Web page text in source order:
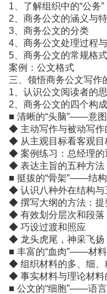
1、了解组织中的“公务”
2、商务公文的涵义与
3、商务公文的分类
4、商务公文处理过程
5、商务公文的常规格式
案例：公文格式
三、领悟商务公文写作
1、认识公文阅读者的
2、商务公文的四个构
■ 清晰的“头脑”――意图
◆ 主动写作与被动写作
◆ 从主观目标看客观目
◆ 案例练习：总经理的
◆ 表达主旨的五种方法
■ 挺拔的“骨架”――结构
◆ 认识八种外在结构与
◆ 撰写大纲的方法：提
◆ 有效划分层次和段落
◆ 巧设过渡和照应
◆ 龙头虎尾，神采飞扬
■ 丰富的“血肉”――材料
◆ 组织材料的多、细、
◆ 事实材料与理论材料
■ 公文的“细胞”――语言